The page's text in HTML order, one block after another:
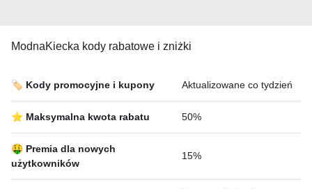
ModnaKiecka kody rabatowe i zniżki
🏷️ Kody promocyjne i kupony Aktualizowane co tydzień
⭐ Maksymalna kwota rabatu 50%
🤑 Premia dla nowych
użytkowników
15%